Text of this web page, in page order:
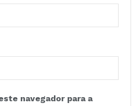
navegador para a